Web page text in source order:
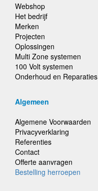
Webshop
Het bedrijf
Merken
Projecten
Oplossingen
Multi Zone systemen
100 Volt systemen
Onderhoud en Reparaties
Algemeen
Algemene Voorwaarden
Privacyverklaring
Referenties
Contact
Offerte aanvragen
Bestelling herroepen